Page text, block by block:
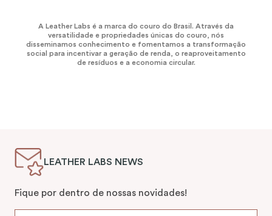
A Leather Labs é a marca do couro do Brasil. Através da
versatilidade e propriedades únicas do couro, nós
disseminamos conhecimento e fomentamos a transformação
social para incentivar a geração de renda, o reaproveitamento
de resíduos e a economia circular.
LEATHER LABS NEWS
Fique por dentro de nossas novidades!